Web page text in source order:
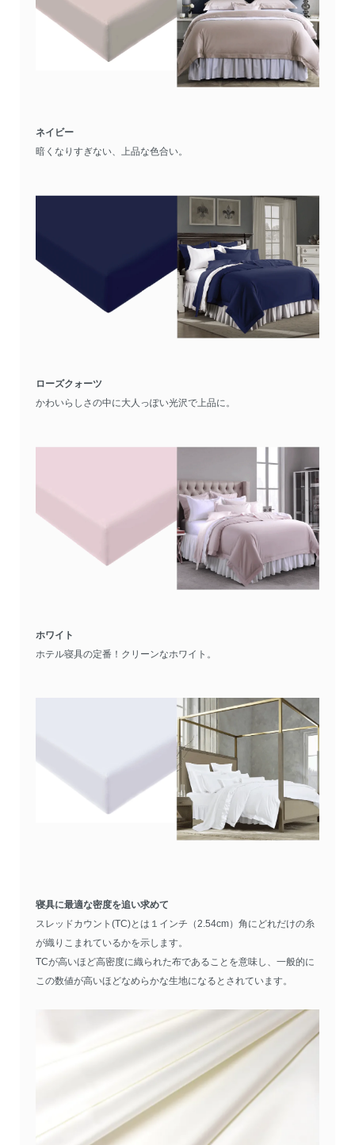
ネイビー
暗くなりすぎない、上品な色合い。
ローズクォーツ
かわいらしさの中に大人っぽい光沢で上品に。
ホワイト
ホテル寝具の定番！クリーンなホワイト。
寝具に最適な密度を追い求めて
スレッドカウント(TC)とは１インチ（2.54cm）角にどれだけの糸
が織りこまれているかを示します。
TCが高いほど高密度に織られた布であることを意味し、一般的に
この数値が高いほどなめらかな生地になるとされています。